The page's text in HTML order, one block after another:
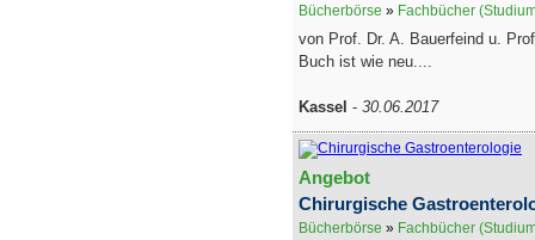
Bücherbörse » Fachbücher
von Prof. Dr. A. Bauerfeind u.
Buch ist wie neu....
Kassel - 30.06.2017
Angebot
Chirurgische
Bücherbörse » Fachbücher